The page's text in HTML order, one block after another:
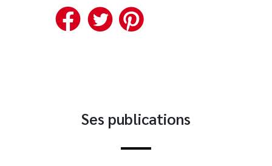
Meilleurs vendeurs
Page vedette
Facebook
Twitter
Ses publications